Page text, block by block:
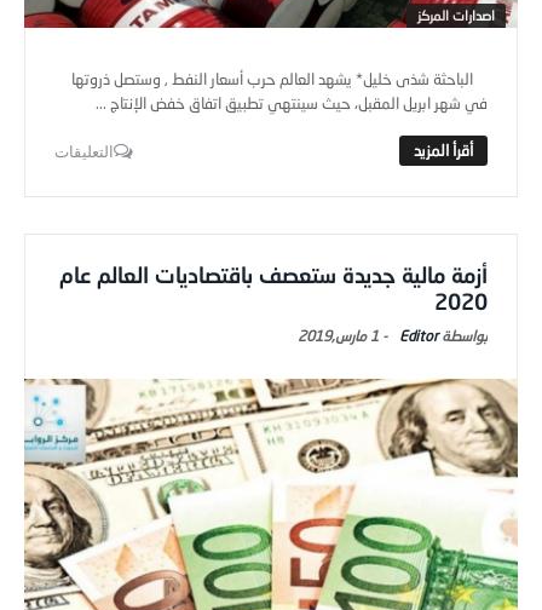
اصدارات المركز
الباحثة شذى خليل* يشهد العالم حرب أسعار النفط , وستصل ذروتها
في شهر ابريل المقبل، حيث سينتهي تطبيق اتفاق خفض الإنتاج ...
التعليقات
أزمة مالية جديدة ستعصف باقتصاديات العالم عام
2020
Editor
- 1 مارس,2019